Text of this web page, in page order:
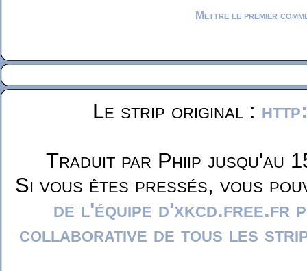
Mettre le premier
Le strip original :
Traduit par Phiip jusqu'au
Si vous êtes pressés, vous
de l'équipe d'xkcd.free.fr
collaborative de tous les